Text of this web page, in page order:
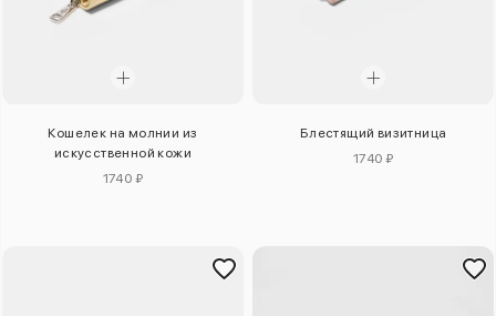
Кошелек на молнии из
искусственной кожи
1740 ₽
Блестящий визитница
1740 ₽